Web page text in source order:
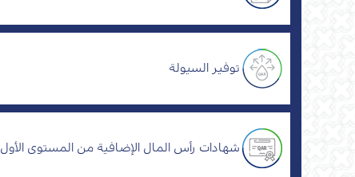
توفير السيولة
شهادات رأس المال الإضافية من المستوى الأول